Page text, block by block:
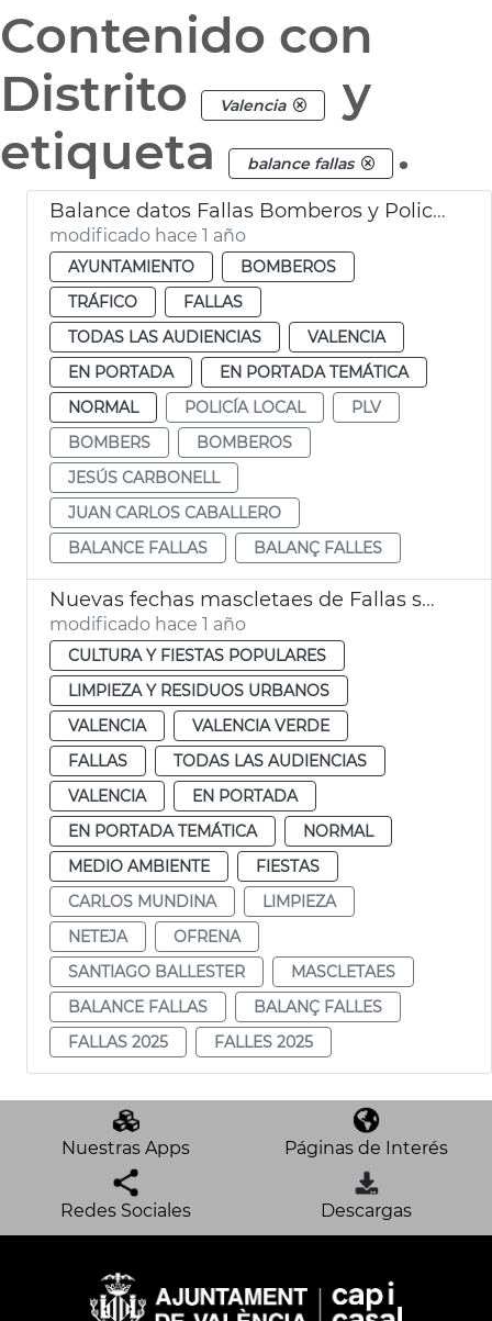
Contenido con
Distrito
Valencia
y
etiqueta
balance fallas .
Balance datos Fallas Bomberos y Policía Local València
modificado hace 1 año
AYUNTAMIENTO
BOMBEROS
TRÁFICO
FALLAS
TODAS LAS AUDIENCIAS
VALENCIA
EN PORTADA
EN PORTADA TEMÁTICA
NORMAL
POLICÍA LOCAL
PLV
BOMBERS
BOMBEROS
JESÚS CARBONELL
JUAN CARLOS CABALLERO
BALANCE FALLAS
BALANÇ FALLES
Nuevas fechas mascletaes de Fallas suspendidas por la lluvia
modificado hace 1 año
CULTURA Y FIESTAS POPULARES
LIMPIEZA Y RESIDUOS URBANOS
VALENCIA
VALENCIA VERDE
FALLAS
TODAS LAS AUDIENCIAS
VALENCIA
EN PORTADA
EN PORTADA TEMÁTICA
NORMAL
MEDIO AMBIENTE
FIESTAS
CARLOS MUNDINA
LIMPIEZA
NETEJA
OFRENA
SANTIAGO BALLESTER
MASCLETAES
BALANCE FALLAS
BALANÇ FALLES
FALLAS 2025
FALLES 2025
Nuestras Apps Páginas de Interés
Redes Sociales Descargas